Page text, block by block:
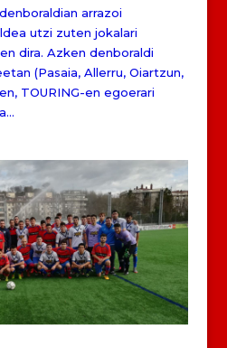
arrazoi
utzi zuten jokalari
dira. Azken denboraldi
(Pasaia, Allerru, Oiartzun,
TOURING-en egoerari